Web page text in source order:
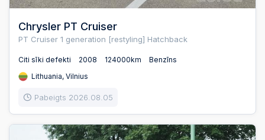
Chrysler PT Cruiser
PT Cruiser 1 generation [restyling] Hatchback
Citi sīki defekti 2008 124000km
Benzīns
Lithuania, Vilnius
Pabeigts 2026.08.05